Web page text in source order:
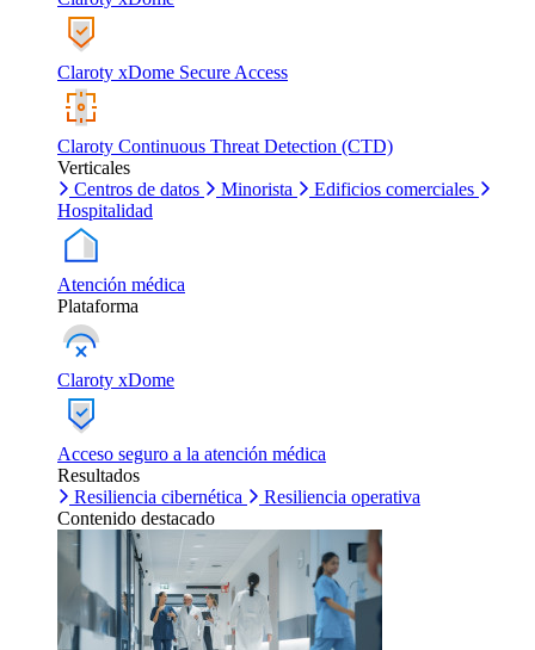
Claroty xDome Secure Access
Claroty Continuous Threat Detection (CTD)
Verticales
Centros de datos
Minorista
Edificios comerciales
Hospitalidad
Atención médica
Plataforma
Claroty xDome
Acceso seguro a la atención médica
Resultados
Resiliencia cibernética
Resiliencia operativa
Contenido destacado